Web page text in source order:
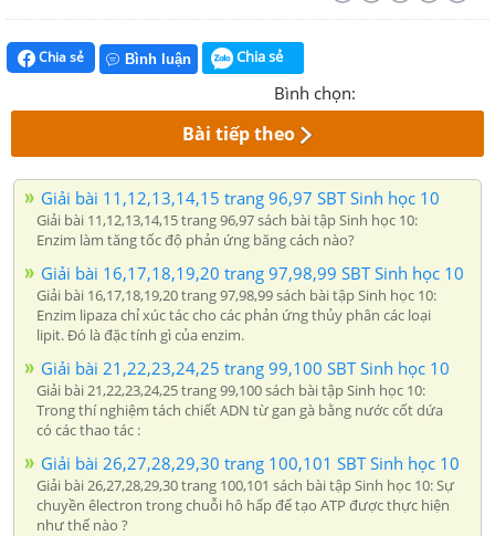
Chia sẻ Bình luận Chia sẻ
Bình chọn:
Bài tiếp theo
Giải bài 11,12,13,14,15 trang 96,97 SBT Sinh học 10
Giải bài 11,12,13,14,15 trang 96,97 sách bài tập Sinh học 10:
Enzim làm tăng tốc độ phản ứng băng cách nào?
Giải bài 16,17,18,19,20 trang 97,98,99 SBT Sinh học 10
Giải bài 16,17,18,19,20 trang 97,98,99 sách bài tập Sinh học 10:
Enzim lipaza chỉ xúc tác cho các phản ứng thủy phân các loại
lipit. Đó là đặc tính gì của enzim.
Giải bài 21,22,23,24,25 trang 99,100 SBT Sinh học 10
Giải bài 21,22,23,24,25 trang 99,100 sách bài tập Sinh học 10:
Trong thí nghiệm tách chiết ADN từ gan gà bằng nước cốt dứa
có các thao tác :
Giải bài 26,27,28,29,30 trang 100,101 SBT Sinh học 10
Giải bài 26,27,28,29,30 trang 100,101 sách bài tập Sinh học 10: Sự
chuyền êlectron trong chuỗi hô hấp để tạo ATP được thực hiện
như thế nào ?